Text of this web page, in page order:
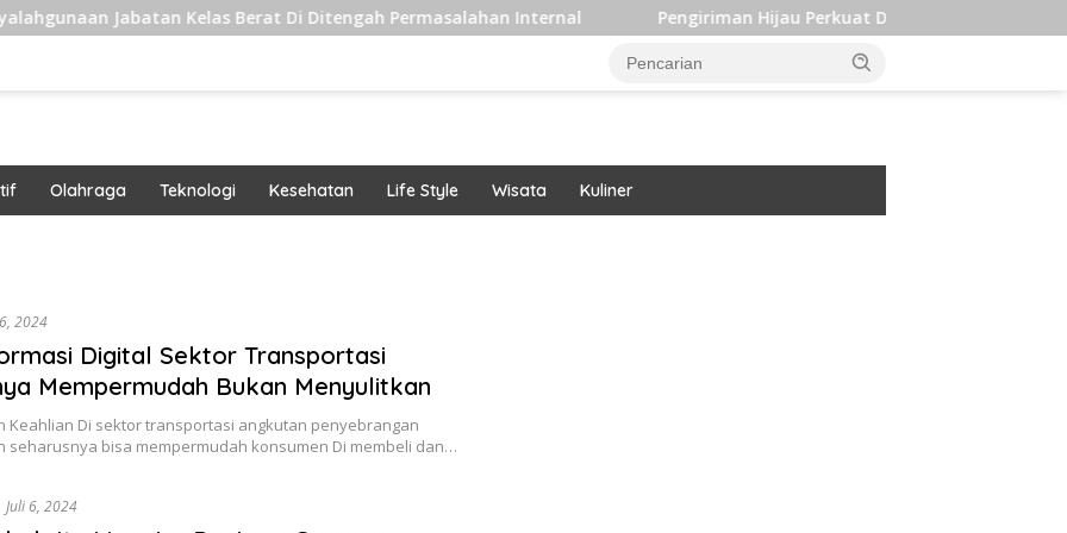
Jabatan Kelas Berat Di Ditengah Permasalahan Internal Pengiriman Hijau Perkuat Daya Saing dan Dukung
Olahraga Teknologi Kesehatan Life Style Wisata Kuliner
2024
Digital Sektor Transportasi
Mempermudah Bukan Menyulitkan
Keahlian Di sektor transportasi angkutan penyebrangan
seharusnya bisa mempermudah konsumen Di membeli dan…
Juli 6, 2024